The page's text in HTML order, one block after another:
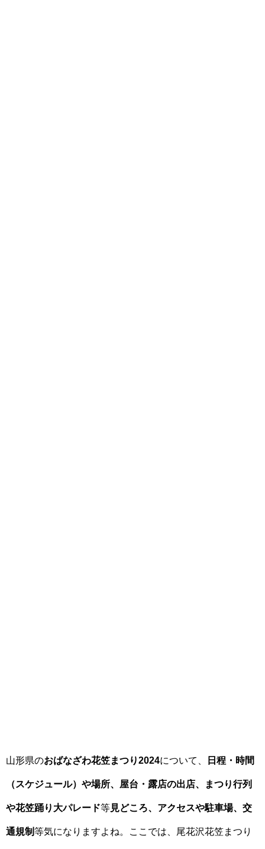
山形県のおばなざわ花笠まつり2024について、 日程・時間
（スケジュール）や場所、屋台・露店の出店、まつり行列
や花笠踊り大パレード等見どころ、アクセスや駐車場、交
通規制等気になりますよね。ここでは、尾花沢花笠まつり